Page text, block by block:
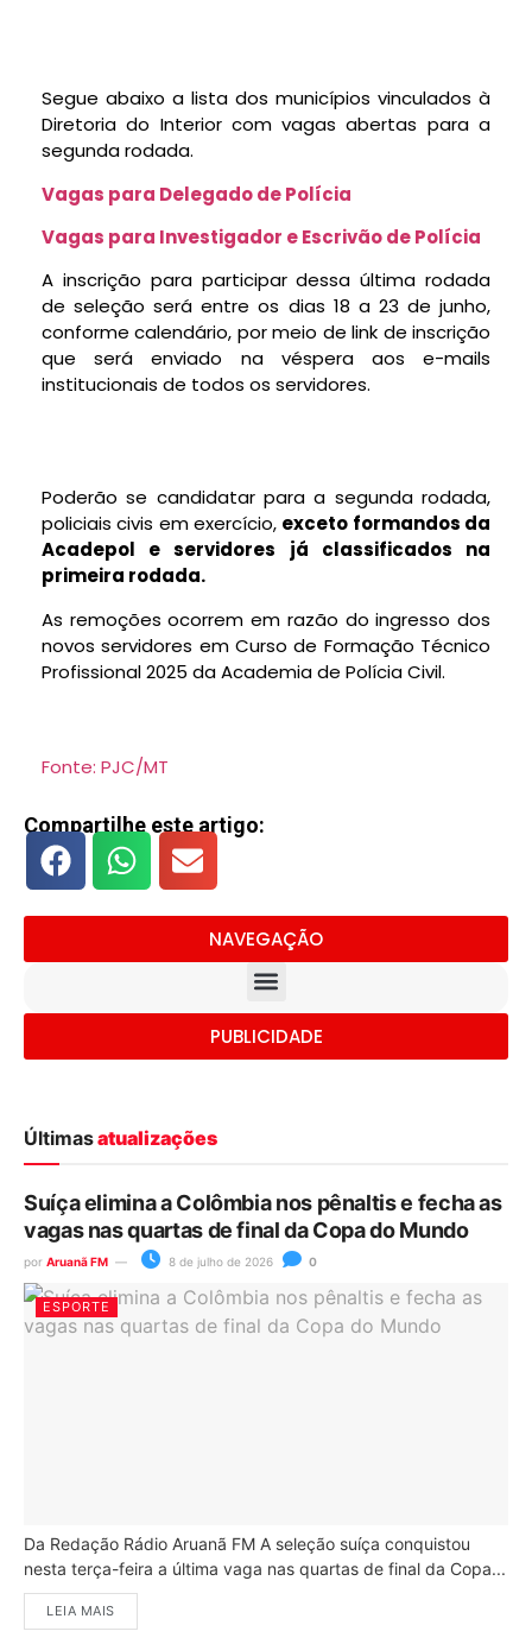
Segue abaixo a lista dos municípios vinculados à
Diretoria do Interior com vagas abertas para a
segunda rodada.
Vagas para Delegado de Polícia
Vagas para Investigador e Escrivão de Polícia
A inscrição para participar dessa última rodada
de seleção será entre os dias 18 a 23 de junho,
conforme calendário, por meio de link de inscrição
que será enviado na véspera aos e-mails
institucionais de todos os servidores.
Poderão se candidatar para a segunda rodada,
policiais civis em exercício, exceto formandos da
Acadepol e servidores já classificados na
primeira rodada.
As remoções ocorrem em razão do ingresso dos
novos servidores em Curso de Formação Técnico
Profissional 2025 da Academia de Polícia Civil.
Fonte: PJC/MT
Compartilhe este artigo:
NAVEGAÇÃO
PUBLICIDADE
Últimasatualizações
Suíça elimina a Colômbia nos pênaltis e fecha as
vagas nas quartas de final da Copa do Mundo
por Aruanã FM 8 de julho de 2026 0
ESPORTE
Da Redação Rádio Aruanã FM A seleção suíça conquistou
nesta terça-feira a última vaga nas quartas de final da Copa...
LEIA MAIS